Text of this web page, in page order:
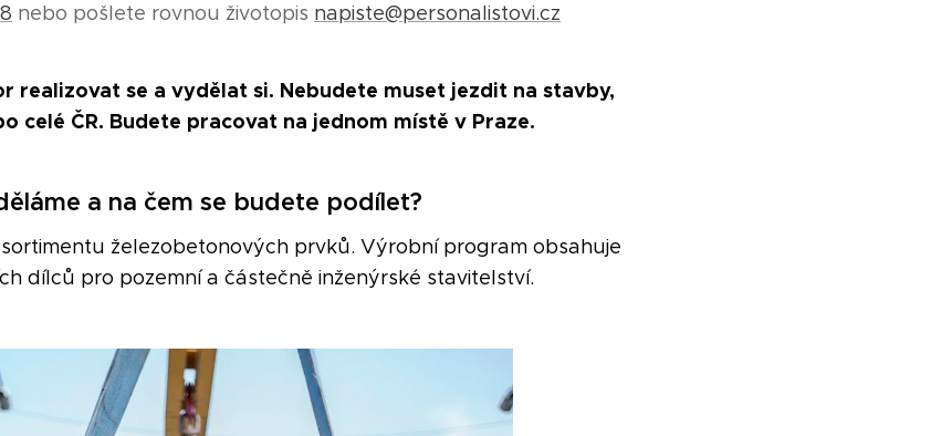
nebo pošlete rovnou životopis napiste@personalistovi.cz
realizovat se a vydělat si. Nebudete muset jezdit na stavby,
celé ČR. Budete pracovat na jednom místě v Praze.
a na čem se budete podílet?
železobetonových prvků. Výrobní program obsahuje
dílců pro pozemní a částečně inženýrské stavitelství.